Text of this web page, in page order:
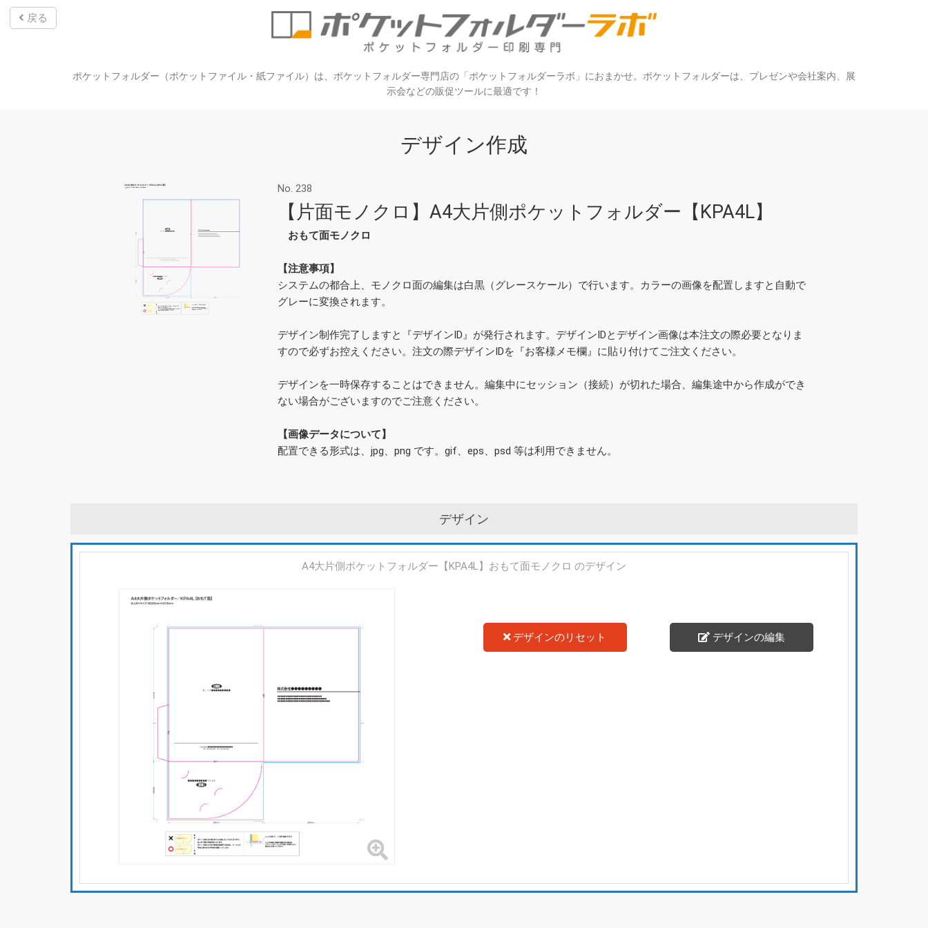
戻る
ポケットフォルダー（ポケットファイル・紙ファイル）は、ポケットフォルダー専門店の「ポケットフォルダーラボ」におまかせ。ポケットフォルダーは、プレゼンや会社案内、展
示会などの販促ツールに最適です！
デザイン作成
No. 238
【片面モノクロ】A4大片側ポケットフォルダー【KPA4L】
おもて面モノクロ
【注意事項】
システムの都合上、モノクロ面の編集は白黒（グレースケール）で行います。カラーの画像を配置しますと自動で
グレーに変換されます。
デザイン制作完了しますと『デザインID』が発行されます。デザインIDとデザイン画像は本注文の際必要となりま
すので必ずお控えください。注文の際デザインIDを『お客様メモ欄』に貼り付けてご注文ください。
デザインを一時保存することはできません。編集中にセッション（接続）が切れた場合、編集途中から作成ができ
ない場合がございますのでご注意ください。
【画像データについて】
配置できる形式は、jpg、png です。gif、eps、psd 等は利用できません。
デザイン
A4大片側ポケットフォルダー【KPA4L】おもて面モノクロ のデザイン
デザインのリセット デザインの編集